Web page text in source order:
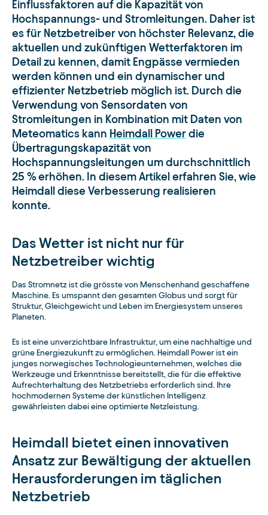
Einflussfaktoren auf die Kapazität von
Hochspannungs- und Stromleitungen. Daher ist
es für Netzbetreiber von höchster Relevanz, die
aktuellen und zukünftigen Wetterfaktoren im
Detail zu kennen, damit Engpässe vermieden
werden können und ein dynamischer und
effizienter Netzbetrieb möglich ist. Durch die
Verwendung von Sensordaten von
Stromleitungen in Kombination mit Daten von
Meteomatics kann Heimdall Powerdie
Übertragungskapazität von
Hochspannungsleitungen um durchschnittlich
25 % erhöhen. In diesem Artikel erfahren Sie, wie
Heimdall diese Verbesserung realisieren
konnte.
Das Wetter ist nicht nur für
Netzbetreiber wichtig
Das Stromnetz ist die grösste von Menschenhand geschaffene
Maschine. Es umspannt den gesamten Globus und sorgt für
Struktur, Gleichgewicht und Leben im Energiesystem unseres
Planeten.
Es ist eine unverzichtbare Infrastruktur, um eine nachhaltige und
grüne Energiezukunft zu ermöglichen. Heimdall Power ist ein
junges norwegisches Technologieunternehmen, welches die
Werkzeuge und Erkenntnisse bereitstellt, die für die effektive
Aufrechterhaltung des Netzbetriebs erforderlich sind. Ihre
hochmodernen Systeme der künstlichen Intelligenz
gewährleisten dabei eine optimierte Netzleistung.
Heimdall bietet einen innovativen
Ansatz zur Bewältigung der aktuellen
Herausforderungen im täglichen
Netzbetrieb